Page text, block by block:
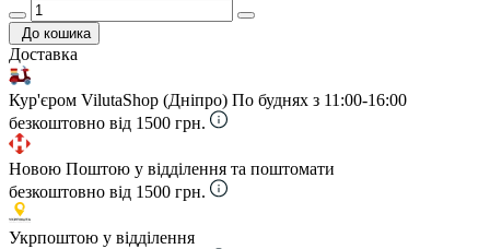
До кошика
Доставка
Кур'єром VilutaShop (Дніпро) По буднях з 11:00-16:00
безкоштовно від 1500 грн.
Новою Поштою у відділення та поштомати
безкоштовно від 1500 грн.
Укрпоштою у відділення